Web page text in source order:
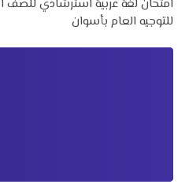
للتوجيه العام بأسوان